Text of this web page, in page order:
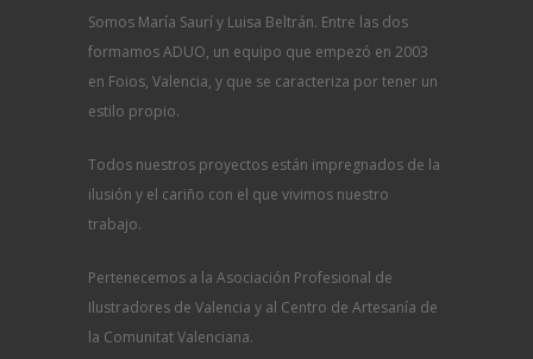
Somos María Saurí y Luisa Beltrán. Entre las dos
formamos ADUO, un equipo que empezó en 2003
en Foios, Valencia, y que se caracteriza por tener un
estilo propio.
Todos nuestros proyectos están impregnados de la
ilusión y el cariño con el que vivimos nuestro
trabajo.
Pertenecemos a la Asociación Profesional de
Ilustradores de Valencia y al Centro de Artesanía de
la Comunitat Valenciana.